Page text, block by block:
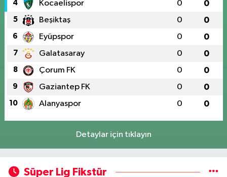
4 Kocaelispor 0 0
5 Beşiktaş 0 0
6 Eyüpspor 0 0
7 Galatasaray 0 0
8 Çorum FK 0 0
9 Gaziantep FK 0 0
10 Alanyaspor 0 0
Detaylar için tıklayın
Süper Lig Fikstür